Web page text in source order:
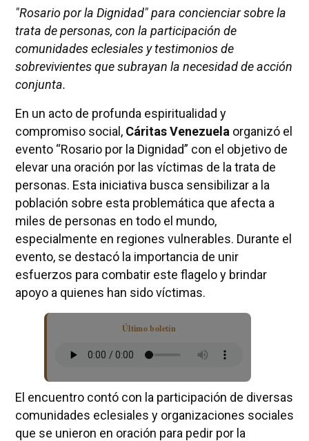
"Rosario por la Dignidad" para concienciar sobre la
trata de personas, con la participación de
comunidades eclesiales y testimonios de
sobrevivientes que subrayan la necesidad de acción
conjunta.
En un acto de profunda espiritualidad y
compromiso social, Cáritas Venezuela organizó el
evento “Rosario por la Dignidad” con el objetivo de
elevar una oración por las víctimas de la trata de
personas. Esta iniciativa busca sensibilizar a la
población sobre esta problemática que afecta a
miles de personas en todo el mundo,
especialmente en regiones vulnerables. Durante el
evento, se destacó la importancia de unir
esfuerzos para combatir este flagelo y brindar
apoyo a quienes han sido víctimas.
Último boletín
El encuentro contó con la participación de diversas
comunidades eclesiales y organizaciones sociales
que se unieron en oración para pedir por la